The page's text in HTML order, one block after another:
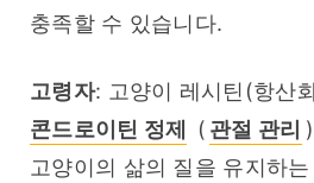
충족할 수 있습니다.
고령자: 고양이 레시틴(항산
콘드로이틴 정제
( 관절 관리
고양이의 삶의 질을 유지하